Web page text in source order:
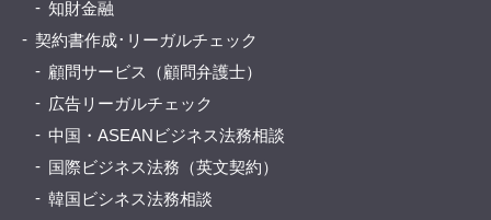
知財金融
契約書作成･リーガルチェック
顧問サービス（顧問弁護士）
広告リーガルチェック
中国・ASEANビジネス法務相談
国際ビジネス法務（英文契約）
韓国ビシネス法務相談